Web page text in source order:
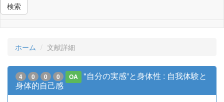
検索
ホーム 文献詳細
4 0 0 0 OA
"自分の実感”と身体性 : 自我体験と
身体的自己感